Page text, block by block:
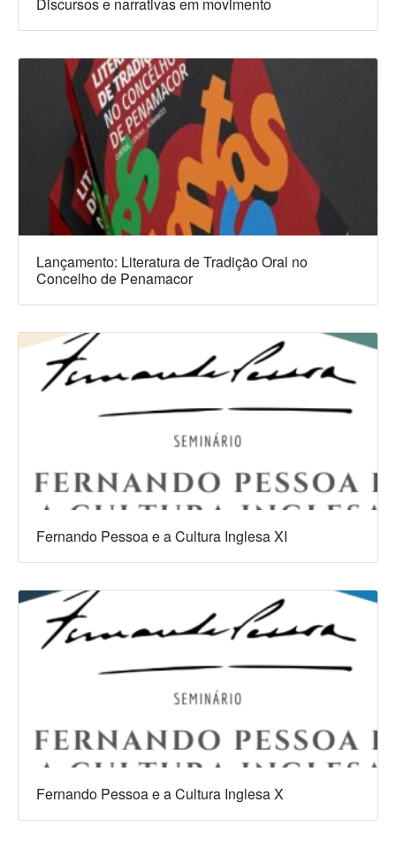
Lançamento: Literatura de Tradição Oral no
Concelho de Penamacor
Fernando Pessoa e a Cultura Inglesa XI
Fernando Pessoa e a Cultura Inglesa X